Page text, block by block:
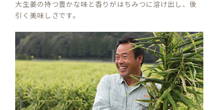
大生姜の持つ豊かな味と香りがはちみつに溶け出し、後
引く美味しさです。